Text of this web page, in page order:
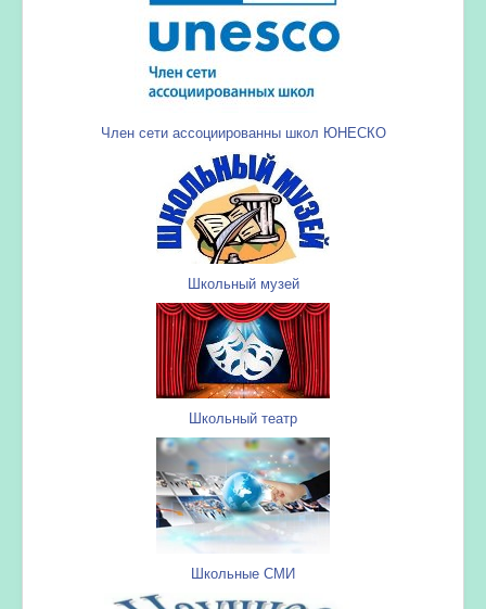
Член сети ассоциированны школ ЮНЕСКО
Школьный музей
Школьный театр
Школьные СМИ